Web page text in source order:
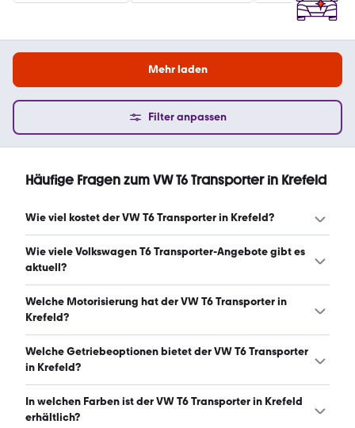
Mehr laden
Filter anpassen
Häufige Fragen zum VW T6 Transporter in Krefeld
Wie viel kostet der VW T6 Transporter in Krefeld?
Ein guter Preis für einen VW T6 Transporter in Krefeld liegt
zwischen 18.500 € und 33.010 €. (Stand: 8.8.2026)
Wie viele Volkswagen T6 Transporter-Angebote gibt es
aktuell?
Es gibt insgesamt 31 Volkswagen T6 Transporter bei
mobile.de, davon 31 Gebraucht- und 0 Neuwagen.
Welche Motorisierung hat der VW T6 Transporter in
Krefeld?
Der VW T6 Transporter in Krefeld hat Leistungen zwischen
101 und 150 PS. (Stand: 8.8.2026)
Welche Getriebeoptionen bietet der VW T6 Transporter
in Krefeld?
Der VW T6 Transporter in Krefeld ist mit manuellem und
automatischem Getriebe erhältlich. (Stand: 8.8.2026)
In welchen Farben ist der VW T6 Transporter in Krefeld
erhältlich?